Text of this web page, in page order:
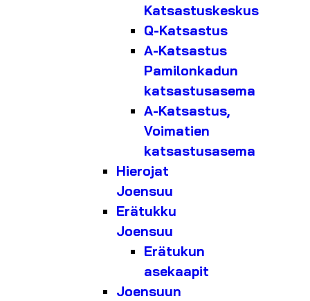
Katsastuskeskus
Q-Katsastus
A-Katsastus
Pamilonkadun
katsastusasema
A-Katsastus,
Voimatien
katsastusasema
Hierojat
Joensuu
Erätukku
Joensuu
Erätukun
asekaapit
Joensuun